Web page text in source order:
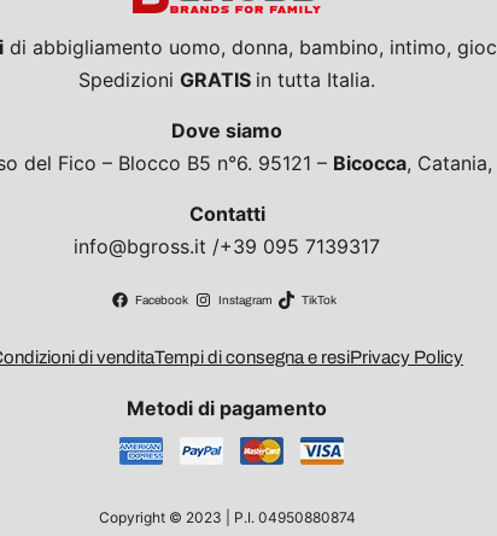
di abbigliamento uomo, donna, bambino, intimo,
Spedizioni GRATIS in tutta Italia.
Dove siamo
del Fico – Blocco B5 n°6. 95121 – Bicocca,
Contatti
info@bgross.it /+39 095 7139317
Facebook Instagram TikTok
di venditaTempi di consegna e resiPrivacy Policy
Metodi di pagamento
Copyright © 2023 | P.I. 04950880874